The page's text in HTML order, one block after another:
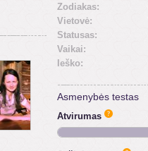
Zodiakas:
Vietovė:
Statusas:
Vaikai:
Ieško:
Asmenybės testas
Atvirumas